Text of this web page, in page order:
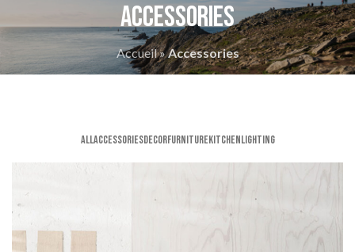
Accessories
Accueil»Accessories
ALLACCESSORIESDECORFURNITUREKITCHENLIGHTING